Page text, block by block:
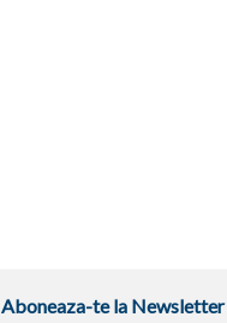
Aboneaza-te la Newsletter